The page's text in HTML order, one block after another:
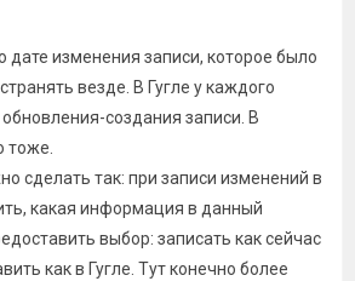
дате изменения записи, которое было
везде. В Гугле у каждого
создания записи. В
тоже.
сделать так: при записи изменений в
какая информация в данный
выбор: записать как сейчас
как в Гугле. Тут конечно более